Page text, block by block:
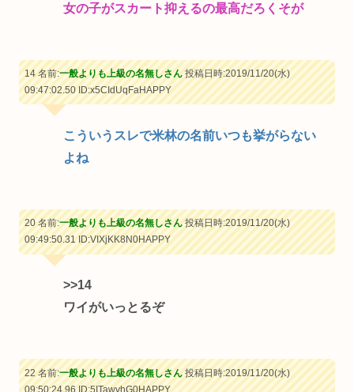
女の子がスカート抑えるの最高だろくそが
14 名前:一般よりも上級の名無しさん投稿日時:2019/11/20(水)
09:47:02.50ID:x5CIdUqFaHAPPY
こういうスレで米林の名前いつも挙がらない
よね
20 名前:一般よりも上級の名無しさん投稿日時:2019/11/20(水)
09:49:50.31ID:VIXjKK8N0HAPPY
>>14
ワイがいっとるぞ
22 名前:一般よりも上級の名無しさん投稿日時:2019/11/20(水)
09:50:24.96ID:5ITawvhG0HAPPY